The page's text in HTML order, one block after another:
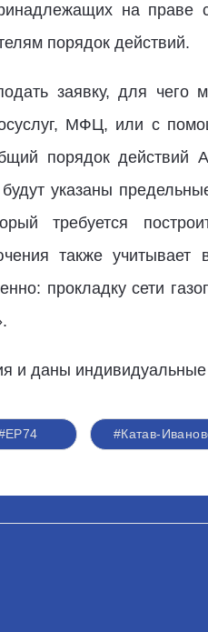
на праве
порядок действий.
заявку, для чего
МФЦ, или с
порядок действий
указаны
требуется
также
прокладку сети
и даны индивидуальные
#Катав-